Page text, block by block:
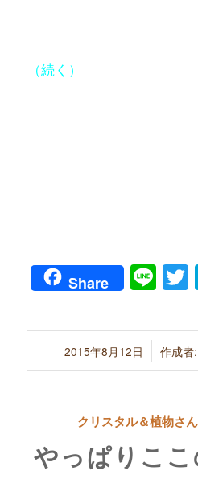
（続く）
Share
2015年8月12日
/ 作成
クリスタル＆植物さ
やっぱりこ